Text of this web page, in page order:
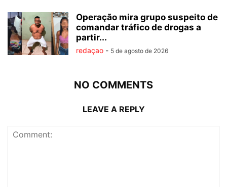
Operação mira grupo suspeito de
comandar tráfico de drogas a
partir...
redaçao - 5 de agosto de 2026
NO COMMENTS
LEAVE A REPLY